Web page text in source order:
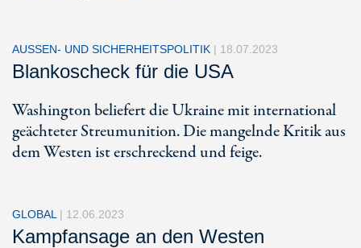
AUSSEN- UND SICHERHEITSPOLITIK | 18.07.2023
Blankoscheck für die USA
Washington beliefert die Ukraine mit international
geächteter Streumunition. Die mangelnde Kritik aus
dem Westen ist erschreckend und feige.
GLOBAL | 12.06.2023
Kampfansage an den Westen